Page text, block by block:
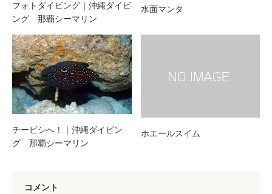
フォトダイビング｜沖縄ダイビ
ング 那覇シーマリン
水面マンタ
チービシへ！｜沖縄ダイビン
グ 那覇シーマリン
ホエールスイム
コメント